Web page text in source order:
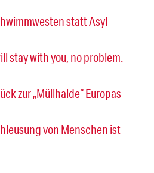
statt Asyl
stay with you, no problem.
zur „Müllhalde“ Europas
von Menschen ist